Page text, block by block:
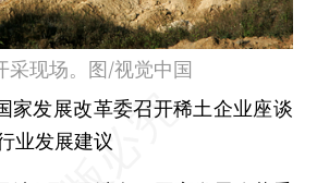
采现场。图/视觉中国
家发展改革委召开稀土企业座谈
业发展建议